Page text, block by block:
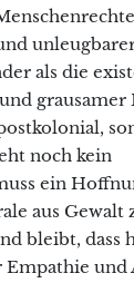
als die
grausamer
noch kein
ein
aus Gewalt
bleibt, dass
Empathie